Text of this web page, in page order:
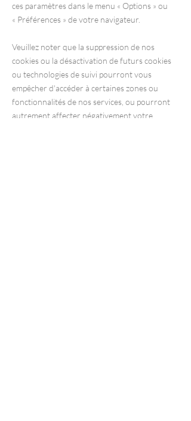
ces paramètres dans le menu « Options » ou
« Préférences » de votre navigateur.
Veuillez noter que la suppression de nos
cookies ou la désactivation de futurs cookies
ou technologies de suivi pourront vous
empêcher d'accéder à certaines zones ou
fonctionnalités de nos services, ou pourront
autrement affecter négativement votre